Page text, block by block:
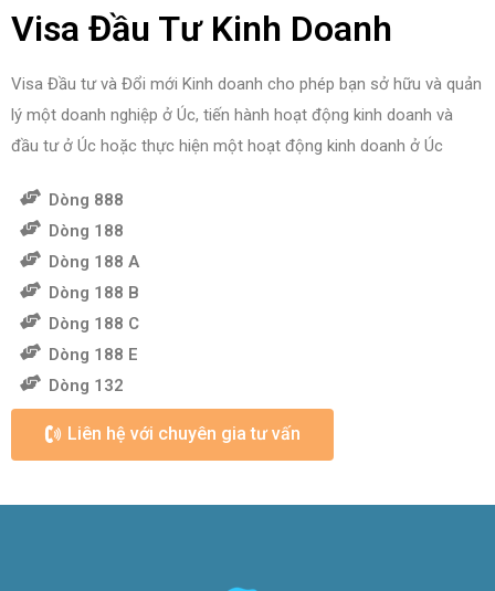
Visa Đầu Tư Kinh Doanh
Visa Đầu tư và Đổi mới Kinh doanh cho phép bạn sở hữu và quản
lý một doanh nghiệp ở Úc, tiến hành hoạt động kinh doanh và
đầu tư ở Úc hoặc thực hiện một hoạt động kinh doanh ở Úc
Dòng 888
Dòng 188
Dòng 188 A
Dòng 188 B
Dòng 188 C
Dòng 188 E
Dòng 132
Liên hệ với chuyên gia tư vấn